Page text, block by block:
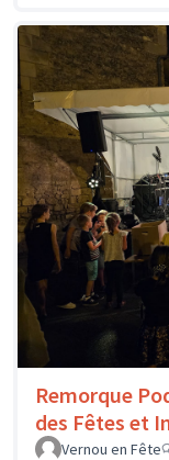
Remorque
des Fêtes et
Vernou en Fête